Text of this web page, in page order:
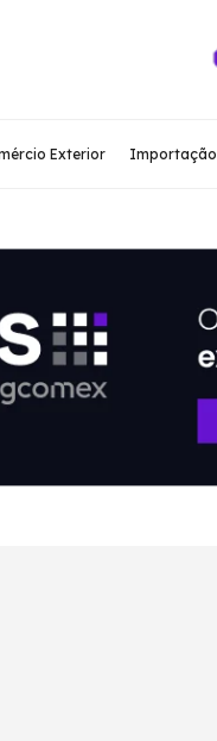
Exterior Importação